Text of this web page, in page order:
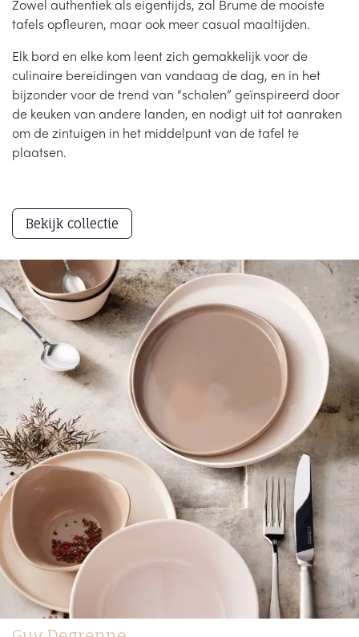
Zowel authentiek als eigentijds, zal Brume de mooiste
tafels opfleuren, maar ook meer casual maaltijden.
Elk bord en elke kom leent zich gemakkelijk voor de
culinaire bereidingen van vandaag de dag, en in het
bijzonder voor de trend van “schalen” geïnspireerd door
de keuken van andere landen, en nodigt uit tot aanraken
om de zintuigen in het middelpunt van de tafel te
plaatsen.
Bekijk collectie